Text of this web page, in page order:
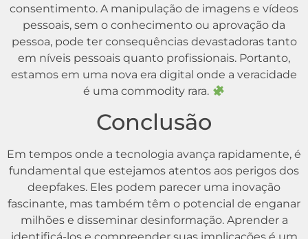
consentimento. A manipulação de imagens e vídeos
pessoais, sem o conhecimento ou aprovação da
pessoa, pode ter consequências devastadoras tanto
em níveis pessoais quanto profissionais. Portanto,
estamos em uma nova era digital onde a veracidade
é uma commodity rara.
Conclusão
Em tempos onde a tecnologia avança rapidamente, é
fundamental que estejamos atentos aos perigos dos
deepfakes. Eles podem parecer uma inovação
fascinante, mas também têm o potencial de enganar
milhões e disseminar desinformação. Aprender a